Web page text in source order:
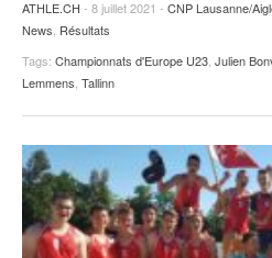
ATHLE.CH - 8 juillet 2021 - CNP Lausanne/
News Résultats
Tags: Championnats d'Europe U23 Julien
Lemmens Tallinn